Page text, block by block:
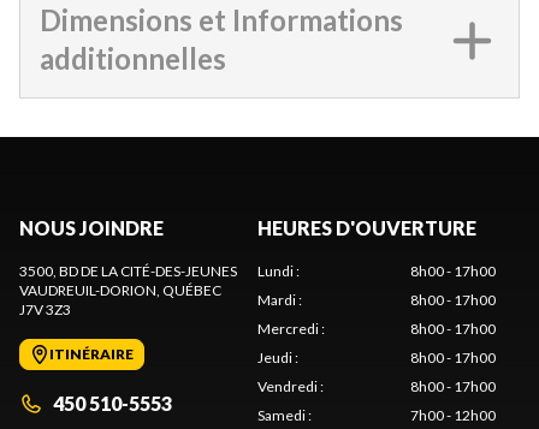
Dimensions et Informations
additionnelles
NOUS JOINDRE
3500, BD DE LA CITÉ-DES-JEUNES
VAUDREUIL-DORION, QUÉBEC
J7V 3Z3
ITINÉRAIRE
450 510-5553
HEURES D'OUVERTURE
Lundi:
8h00 - 17h00
Mardi:
8h00 - 17h00
Mercredi:
8h00 - 17h00
Jeudi:
8h00 - 17h00
Vendredi:
8h00 - 17h00
Samedi: 7h00 - 12h00